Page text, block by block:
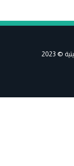
2023